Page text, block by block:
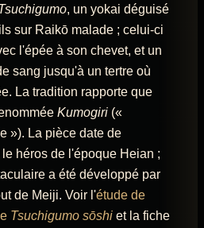
, un yokai déguisé
sur Raikō malade ; celui-ci
l'épée à son chevet, et un
sang jusqu'à un tertre où
La tradition rapporte que
Kumogiri («
»). La pièce date de
héros de l'époque Heian ;
a été développé par
de Meiji. Voir l'étude de
Tsuchigumo sōshi et la fiche